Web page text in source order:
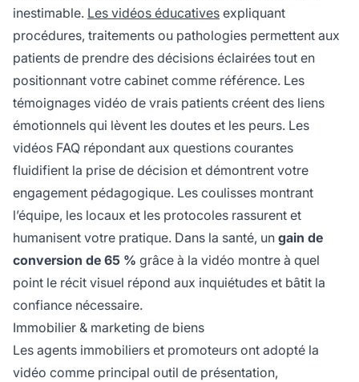
inestimable. Les vidéos éducatives expliquant
procédures, traitements ou pathologies permettent aux
patients de prendre des décisions éclairées tout en
positionnant votre cabinet comme référence. Les
témoignages vidéo de vrais patients créent des liens
émotionnels qui lèvent les doutes et les peurs. Les
vidéos FAQ répondant aux questions courantes
fluidifient la prise de décision et démontrent votre
engagement pédagogique. Les coulisses montrant
l’équipe, les locaux et les protocoles rassurent et
humanisent votre pratique. Dans la santé, un gain de
conversion de 65 % grâce à la vidéo montre à quel
point le récit visuel répond aux inquiétudes et bâtit la
confiance nécessaire.
Immobilier & marketing de biens
Les agents immobiliers et promoteurs ont adopté la
vidéo comme principal outil de présentation,